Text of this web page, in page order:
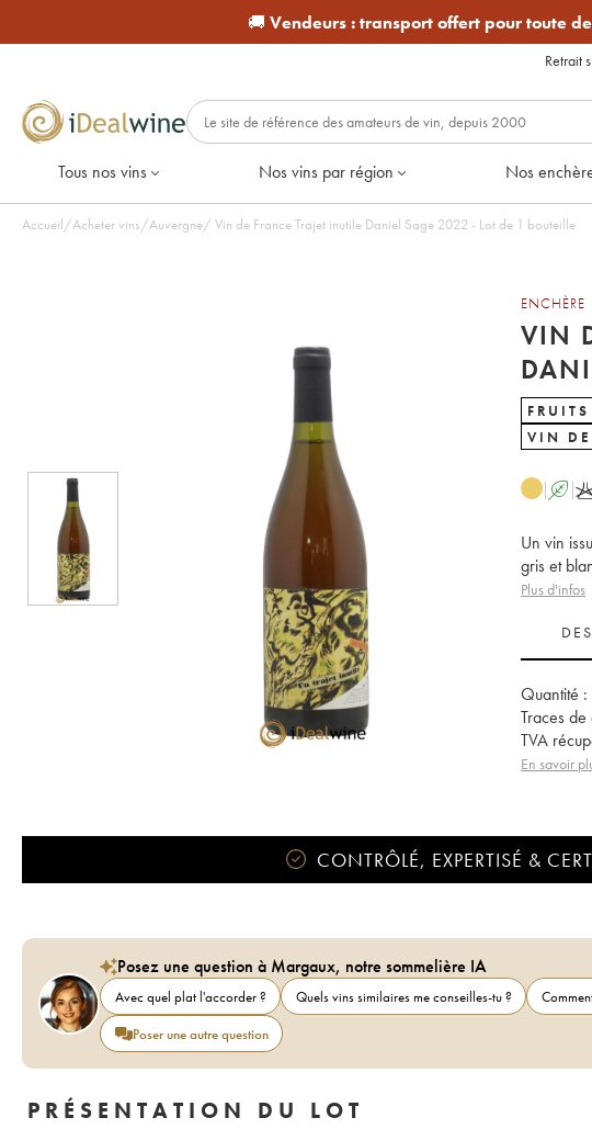
🚚 Vendeurs :transport offert pour toute
Retrait
Tous nos vins Nos vins par région Nos
Accueil/Acheter vins/Auvergne/ Vin de France Trajet inutile Daniel Sage 2022 - Lot de 1 bouteille
ENCHÈRE
VIN
VIN
A
Un vin
gris et
Plus d'infos
Quantité :
Traces de
TVA
En savoir
CONTRÔLÉ, EXPERTISÉ &
Posez une question à Margaux, notre sommelière IA
Avec quel plat l'accorder ? Quels vins similaires me conseilles-tu ?
Poser une autre question
PRÉSENTATION DU LOT